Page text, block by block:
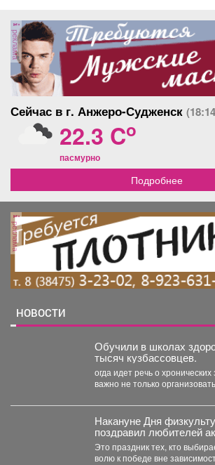
реклама
Сейчас в г. Анжеро-Судженск
22.3 Co
пасмурно
Подробнее
реклама
НОВОСТИ
Обучили в школах
тысяч кузбассовцев.
огда идет речь о
важно не только
Накануне Дня
поздравил любителей
жизни!
Это праздник тех, кто
волю к победе вне